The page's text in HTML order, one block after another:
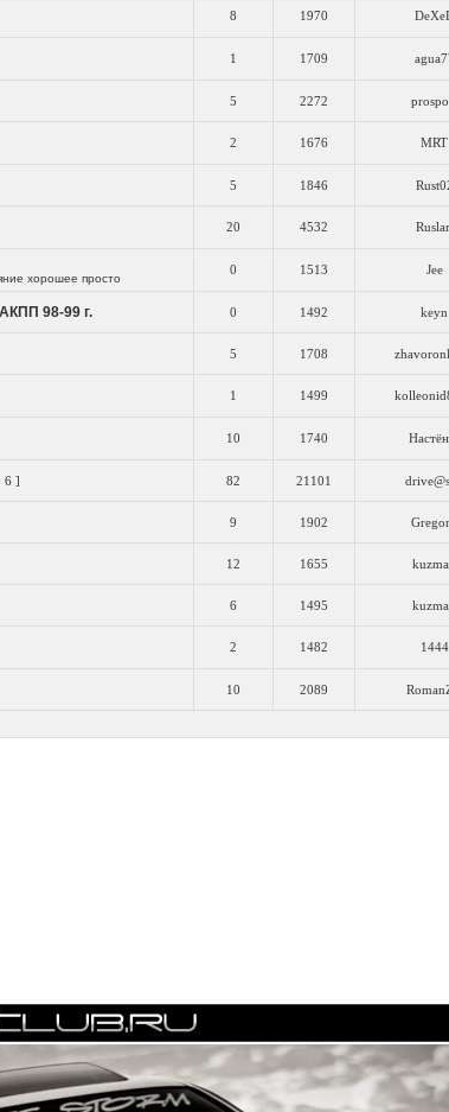
8 1970
1 1709
5 2272
2 1676 MRT
5 1846
20 4532
хорошее просто
0 1513 Jee
98-99 г. 0 1492 keyn
5 1708
1 1499
10 1740
6 ] 82 21101
9 1902
12 1655
6 1495
2 1482 1444
10 2089